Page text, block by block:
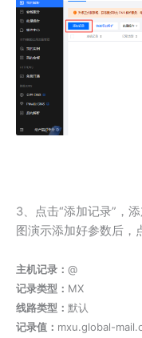
3、点击“添加记录”，
图演示添加好参数后，
主机记录： @
记录类型： MX
线路类型： 默认
记录值： mxu.global-